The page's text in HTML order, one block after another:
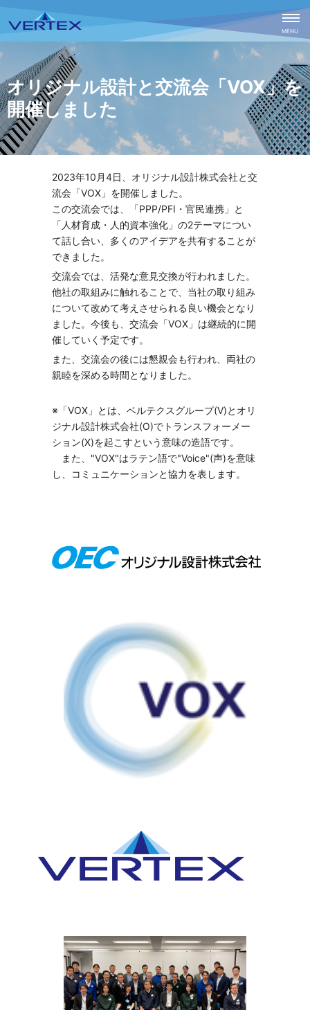
CLOSE
MENU
オリジナル設計と交流会「VOX」を
開催しました
2023年10月4日、オリジナル設計株式会社と交
流会「VOX」を開催しました。
この交流会では、「PPP/PFI・官民連携」と
「人材育成・人的資本強化」の2テーマについ
て話し合い、多くのアイデアを共有することが
できました。
交流会では、活発な意見交換が行われました。
他社の取組みに触れることで、当社の取り組み
について改めて考えさせられる良い機会となり
ました。今後も、交流会「VOX」は継続的に開
催していく予定です。
また、交流会の後には懇親会も行われ、両社の
親睦を深める時間となりました。
※「VOX」とは、ベルテクスグループ(V)とオリ
ジナル設計株式会社(O)でトランスフォーメー
ション(X)を起こすという意味の造語です。
また、"VOX"はラテン語で"Voice"(声)を意味
し、コミュニケーションと協力を表します。